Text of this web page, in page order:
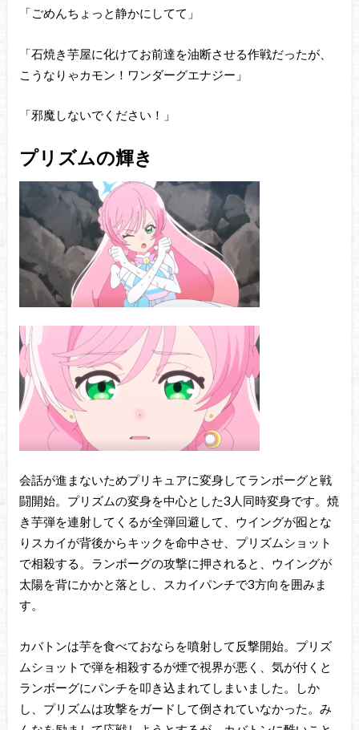
「ごめんちょっと静かにしてて」
「石焼き芋屋に化けてお前達を油断させる作戦だったが、
こうなりゃカモン！ワンダーグエナジー」
「邪魔しないでください！」
プリズムの輝き
会話が進まないためプリキュアに変身してランボーグと戦
闘開始。プリズムの変身を中心とした3人同時変身です。焼
き芋弾を連射してくるが全弾回避して、ウイングが囮とな
りスカイが背後からキックを命中させ、プリズムショット
で相殺する。ランボーグの攻撃に押されると、ウイングが
太陽を背にかかと落とし、スカイパンチで3方向を囲みま
す。
カバトンは芋を食べておならを噴射して反撃開始。プリズ
ムショットで弾を相殺するが煙で視界が悪く、気が付くと
ランボーグにパンチを叩き込まれてしまいました。しか
し、プリズムは攻撃をガードして倒されていなかった。み